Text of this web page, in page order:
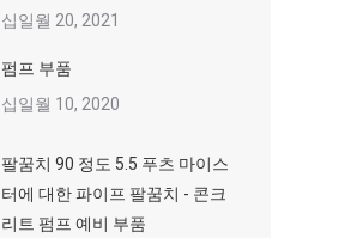
십일월 20, 2021
펌프 부품
십일월 10, 2020
팔꿈치 90 정도 5.5 푸츠 마이스
터에 대한 파이프 팔꿈치 - 콘크
리트 펌프 예비 부품